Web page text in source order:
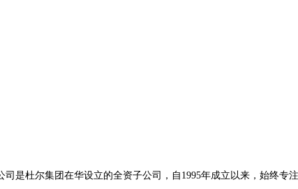
司是杜尔集团在华设立的全资子公司，自1995年成立以来，始终